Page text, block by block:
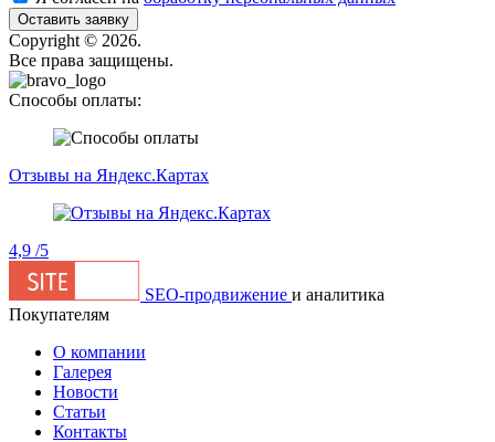
Оставить заявку
Сopyright © 2026.
Все права защищены.
Способы оплаты:
Отзывы на Яндекс.Картах
4,9 /5
SEO-продвижение и аналитика
Покупателям
О компании
Галерея
Новости
Статьи
Контакты